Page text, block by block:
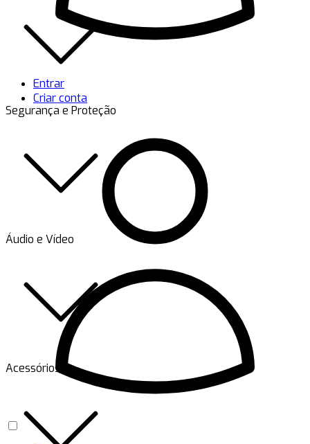
Segurança e Proteção
Áudio e Vídeo
Acessórios
Entrar
Criar conta